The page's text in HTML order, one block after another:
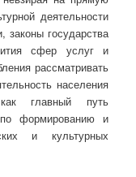
деятельности
законы государства
сфер услуг и
рассматривать
населения
главный путь
по формированию и
и культурных